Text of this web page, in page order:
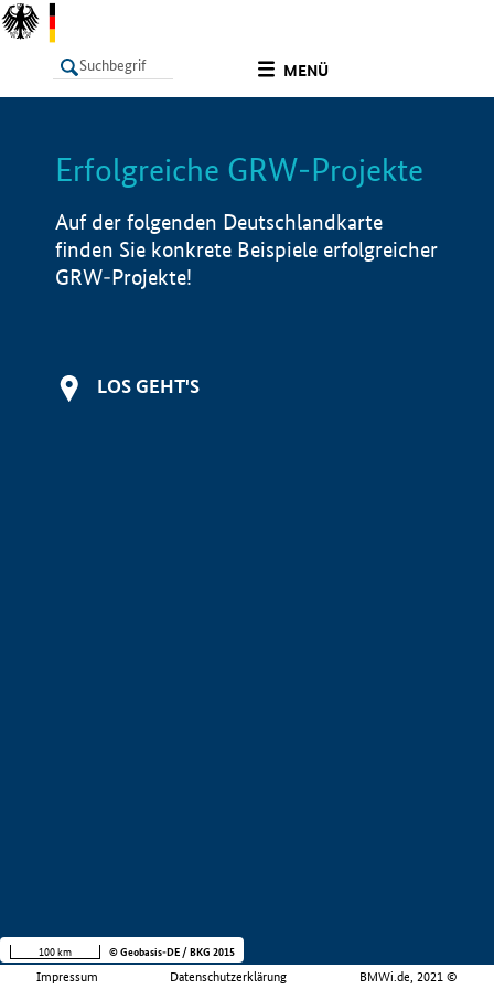
MENÜ
LISTE Info
Erfolgreiche GRW-Projekte
Auf der folgenden Deutschlandkarte
finden Sie konkrete Beispiele erfolgreicher
GRW-Projekte!
LOS GEHT'S
Impressum Datenschutzerklärung BMWi.de, 2021 ©
100 km © Geobasis-DE / BKG 2015